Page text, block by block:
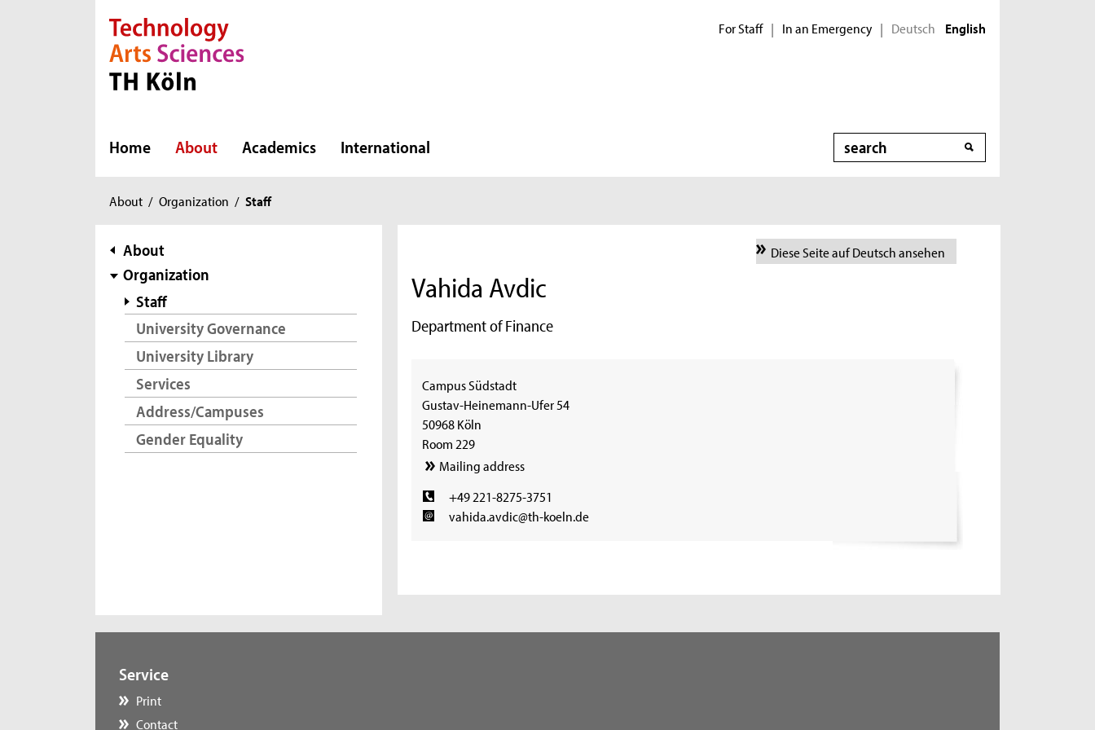
Direkt zur Hauptnavigation
Direkt zur Subnavigation
Direkt zum Inhalt
Direkt zum Fußbereich For Staff | In an Emergency | Deutsch English
Home About Academics International Search
You
here:
About / Organization / Staff
subnavigation
About
Organization
Staff
University Governance
University Library
Services
Address/Campuses
Gender Equality
Diese Seite auf Deutsch ansehen
Vahida Avdic
Department of Finance
Campus Südstadt
Gustav-Heinemann-Ufer 54
50968 Köln
Room 229
Mailing address
+49 221-8275-3751
vahida.avdic@th-koeln.de
Service
Print
Contact